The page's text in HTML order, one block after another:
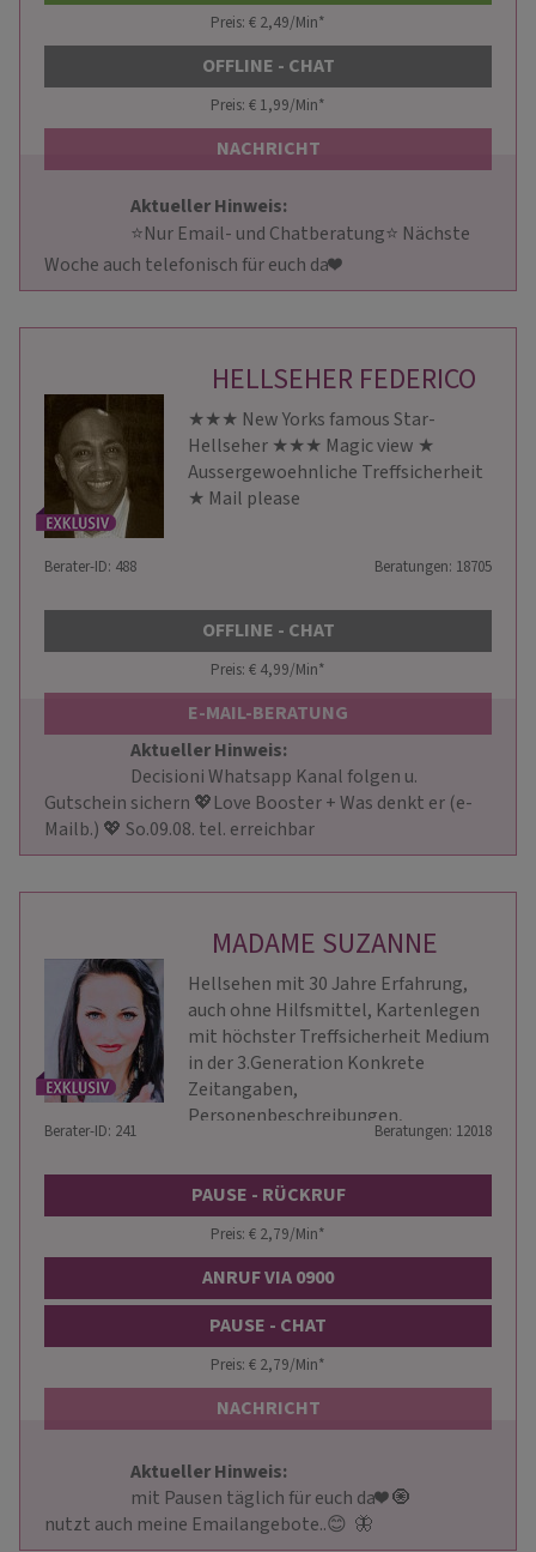
Preis: € 2,49/Min*
OFFLINE - CHAT
Preis: € 1,99/Min*
NACHRICHT
Aktueller Hinweis:
Woche auch telefonisch für euch da❤️
HELLSEHER FEDERICO
★★★ New Yorks famous Star-
Hellseher ★★★ Magic view ★
Aussergewoehnliche Treffsicherheit
★ Mail please
Berater-ID: 488 Beratungen: 18705
OFFLINE - CHAT
Preis: € 4,99/Min*
E-MAIL-BERATUNG
Aktueller Hinweis:
Gutschein sichern 💖Love Booster + Was denkt er (e-
Mailb.) 💖 So.09.08. tel. erreichbar
MADAME SUZANNE
Hellsehen mit 30 Jahre Erfahrung,
auch ohne Hilfsmittel, Kartenlegen
mit höchster Treffsicherheit Medium
in der 3.Generation Konkrete
Zeitangaben,
Personenbeschreibungen,
Mentaltrainerin/Coach
Berater-ID: 241 Beratungen: 12018
PAUSE - RÜCKRUF
Preis: € 2,79/Min*
ANRUF VIA 0900
PAUSE - CHAT
Preis: € 2,79/Min*
NACHRICHT
Aktueller Hinweis:
nutzt auch meine Emailangebote..😊  🦋